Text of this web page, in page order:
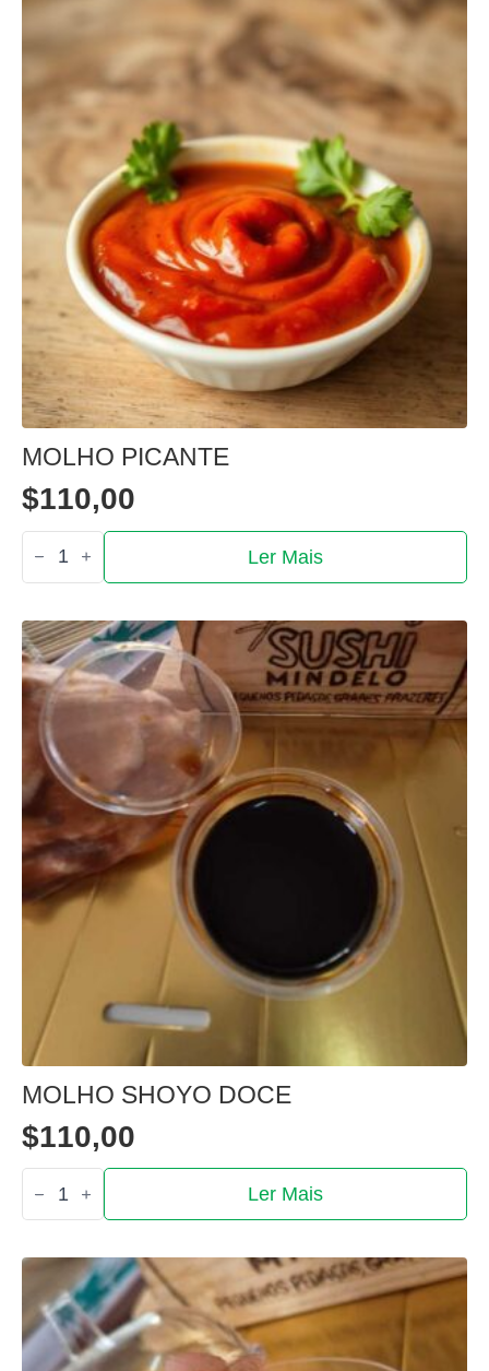
MOLHO PICANTE
$110,00
Quantidade
de
Molho
Ler Mais
MOLHO SHOYO DOCE
$110,00
Quantidade
de
Molho
doce
Ler Mais